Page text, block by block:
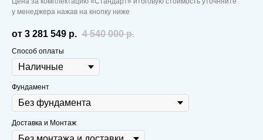
у менеджера нажав на кнопку ниже
от 3 281 549 р. 4 540 000 р.
Способ оплаты
Фундамент
Доставка и Монтаж